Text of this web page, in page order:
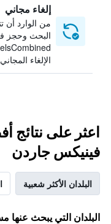
إلغاء مجاني
من الوارد أن
البحث وحجز
الإلغاء المجاني
اعثر على نتائج
فينيكس جاردن
البلدان الأكثر شعبية
البلدان التي يبحث عنها